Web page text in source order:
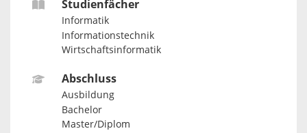
Studienfächer
Informatik
Informationstechnik
Wirtschaftsinformatik
Abschluss
Ausbildung
Bachelor
Master/Diplom